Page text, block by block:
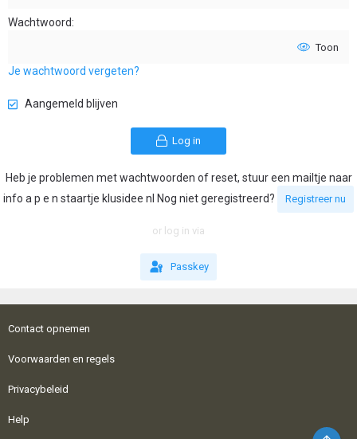
Wachtwoord
Toon
Je wachtwoord vergeten?
Aangemeld blijven
Log in
Heb je problemen met wachtwoorden of reset, stuur een mailtje naar
info a p e n staartje klusidee nl Nog niet geregistreerd?
Registreer nu
or log in via
Passkey
Contact opnemen
Voorwaarden en regels
Privacybeleid
Help